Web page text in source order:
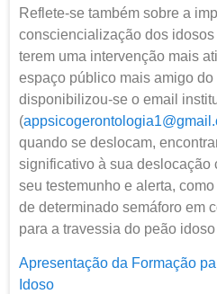
Reflete-se também sobre a
consciencialização dos
terem uma intervenção mais
espaço público mais amigo
disponibilizou-se o email
(
quando se deslocam,
significativo à sua deslocação
seu testemunho e alerta,
de determinado semáforo em
para a travessia do peão
Apresentação da Formação
Idoso